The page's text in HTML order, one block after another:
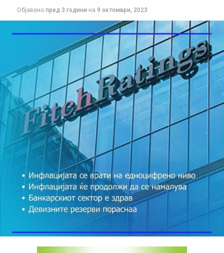
Објавено пред 3 години на 9 октомври, 2023